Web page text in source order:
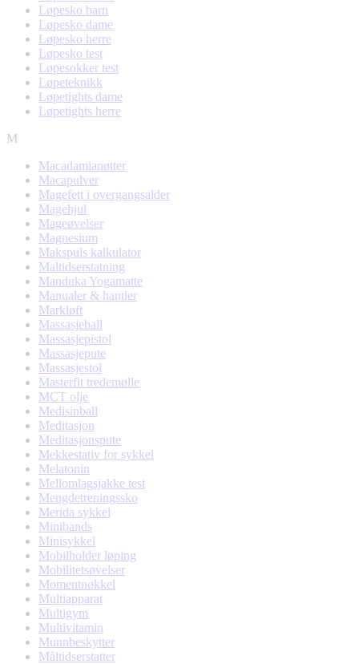
Løpesko barn
Løpesko dame
Løpesko herre
Løpesko test
Løpesokker test
Løpeteknikk
Løpetights dame
Løpetights herre
M
Macadamianøtter
Macapulver
Magefett i overgangsalder
Magehjul
Mageøvelser
Magnesium
Makspuls kalkulator
Maltidserstatning
Manduka Yogamatte
Manualer & hantler
Markløft
Massasjeball
Massasjepistol
Massasjepute
Massasjestol
Masterfit tredemølle
MCT olje
Medisinball
Meditasjon
Meditasjonspute
Mekkestativ for sykkel
Melatonin
Mellomlagsjakke test
Mengdetreningssko
Merida sykkel
Minibands
Minisykkel
Mobilholder løping
Mobilitetsøvelser
Momentnøkkel
Multiapparat
Multigym
Multivitamin
Munnbeskytter
Måltidserstatter